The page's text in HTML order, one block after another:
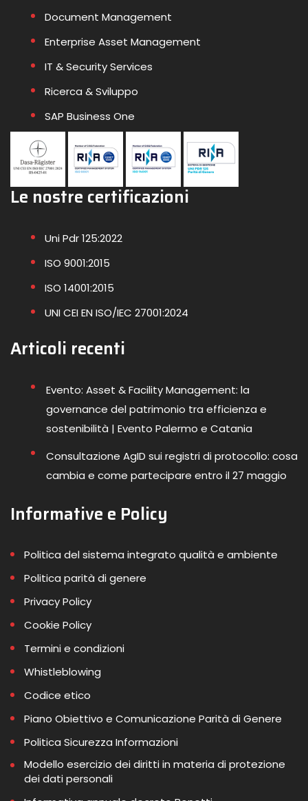
Document Management
Enterprise Asset Management
IT & Security Services
Ricerca & Sviluppo
SAP Business One
Le nostre certificazioni
Uni Pdr 125:2022
ISO 9001:2015
ISO 14001:2015
UNI CEI EN ISO/IEC 27001:2024
Articoli recenti
Evento: Asset & Facility Management: la
governance del patrimonio tra efficienza e
sostenibilità | Evento Palermo e Catania
Consultazione AgID sui registri di protocollo: cosa
cambia e come partecipare entro il 27 maggio
Informative e Policy
Politica del sistema integrato qualità e ambiente
Politica parità di genere
Privacy Policy
Cookie Policy
Termini e condizioni
Whistleblowing
Codice etico
Piano Obiettivo e Comunicazione Parità di Genere
Politica Sicurezza Informazioni
Modello esercizio dei diritti in materia di protezione
dei dati personali